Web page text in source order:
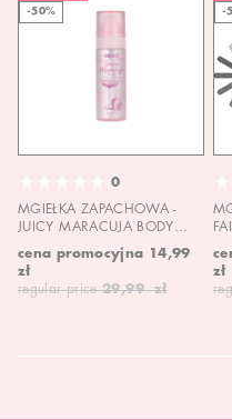
-50%
0
MGIEŁKA ZAPACHOWA -
JUICY MARACUJA BODY
cena promocyjna 14,99
zł
regular price 29,99 zł
-
zł